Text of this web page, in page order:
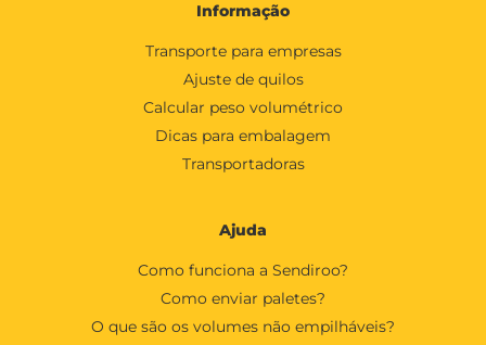
Informação
Transporte para empresas
Ajuste de quilos
Calcular peso volumétrico
Dicas para embalagem
Transportadoras
Ajuda
Como funciona a Sendiroo?
Como enviar paletes?
O que são os volumes não empilháveis?